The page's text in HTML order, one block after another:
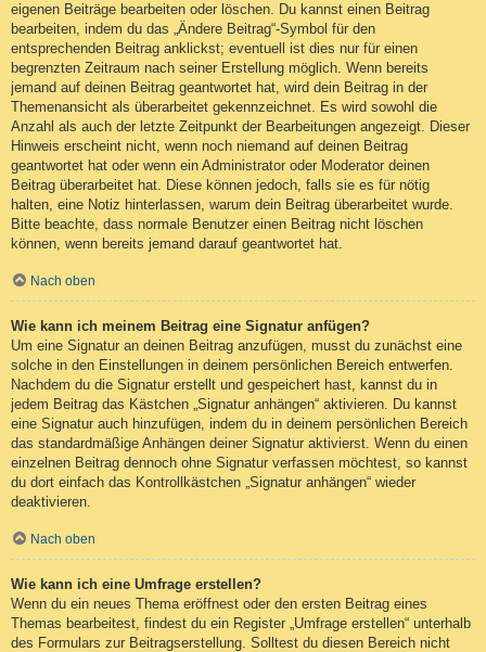
eigenen Beiträge bearbeiten oder löschen. Du kannst einen Beitrag
bearbeiten, indem du das „Ändere Beitrag“-Symbol für den
entsprechenden Beitrag anklickst; eventuell ist dies nur für einen
begrenzten Zeitraum nach seiner Erstellung möglich. Wenn bereits
jemand auf deinen Beitrag geantwortet hat, wird dein Beitrag in der
Themenansicht als überarbeitet gekennzeichnet. Es wird sowohl die
Anzahl als auch der letzte Zeitpunkt der Bearbeitungen angezeigt. Dieser
Hinweis erscheint nicht, wenn noch niemand auf deinen Beitrag
geantwortet hat oder wenn ein Administrator oder Moderator deinen
Beitrag überarbeitet hat. Diese können jedoch, falls sie es für nötig
halten, eine Notiz hinterlassen, warum dein Beitrag überarbeitet wurde.
Bitte beachte, dass normale Benutzer einen Beitrag nicht löschen
können, wenn bereits jemand darauf geantwortet hat.
Nach oben
Wie kann ich meinem Beitrag eine Signatur anfügen?
Um eine Signatur an deinen Beitrag anzufügen, musst du zunächst eine
solche in den Einstellungen in deinem persönlichen Bereich entwerfen.
Nachdem du die Signatur erstellt und gespeichert hast, kannst du in
jedem Beitrag das Kästchen „Signatur anhängen“ aktivieren. Du kannst
eine Signatur auch hinzufügen, indem du in deinem persönlichen Bereich
das standardmäßige Anhängen deiner Signatur aktivierst. Wenn du einen
einzelnen Beitrag dennoch ohne Signatur verfassen möchtest, so kannst
du dort einfach das Kontrollkästchen „Signatur anhängen“ wieder
deaktivieren.
Nach oben
Wie kann ich eine Umfrage erstellen?
Wenn du ein neues Thema eröffnest oder den ersten Beitrag eines
Themas bearbeitest, findest du ein Register „Umfrage erstellen“ unterhalb
des Formulars zur Beitragserstellung. Solltest du diesen Bereich nicht